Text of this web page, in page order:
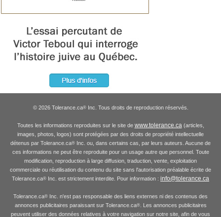
© 2026 Tolerance.ca®Inc. Tous droits de reproduction réservés.
Toutes les informations reproduites sur le site de www.tolerance.ca(articles,
images, photos, logos) sont protégées par des droits de propriété intellectuelle
détenus par Tolerance.ca® Inc. ou, dans certains cas, par leurs auteurs. Aucune de
ces informations ne peut être reproduite pour un usage autre que personnel. Toute
modification, reproduction à large diffusion, traduction, vente, exploitation
commerciale ou réutilisation du contenu du site sans l'autorisation préalable écrite de
Tolerance.ca® Inc. est strictement interdite. Pour information : info@tolerance.ca
Tolerance.ca® Inc. n'est pas responsable des liens externes ni des contenus des
annonces publicitaires paraissant sur Tolerance.ca®. Les annonces publicitaires
peuvent utiliser des données relatives à votre navigation sur notre site, afin de vous